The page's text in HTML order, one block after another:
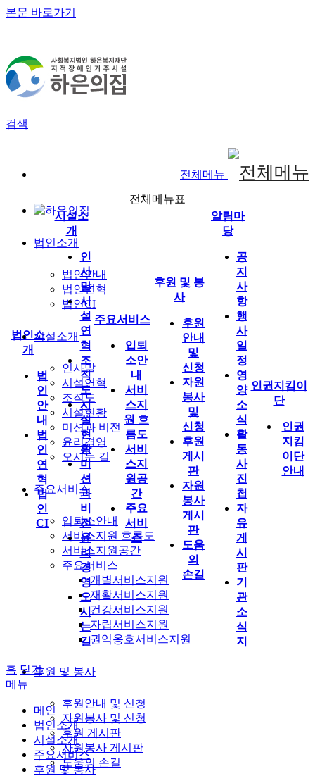
본문 바로가기
회원가입
사용자메뉴
검색
전체메뉴
법인소개
법인안내
법인연혁
법인CI
시설소개
인사말
시설연혁
조직도
시설현황
미션과 비전
윤리경영
오시는 길
주요서비스
입퇴소안내
서비스지원 흐름도
서비스지원공간
주요서비스
개별서비스지원
재활서비스지원
건강서비스지원
자립서비스지원
권익옹호서비스지원
후원 및 봉사
후원안내 및 신청
자원봉사 및 신청
후원 게시판
자원봉사 게시판
도움의 손길
전체메뉴표
법인소
개
법
인
안
내
법
인
연
혁
법
인
CI
시설소
개
인
사
말
시
설
연
혁
조
직
도
시
설
현
황
미
션
과
비
전
윤
리
경
영
오
시
는
길
주요서비스
입퇴
소안
내
서비
스지
원 흐
름도
서비
스지
원공
간
주요
서비
스
후원 및 봉
사
후원
안내
및
신청
자원
봉사
및
신청
후원
게시
판
자원
봉사
게시
판
도움
의
손길
알림마
당
공
지
사
항
행
사
일
정
영
양
소
식
활
동
사
진
첩
자
유
게
시
판
기
관
소
식
지
인권지킴이
단
인권
지킴
이단
안내
홈 닫기
메뉴
메인
법인소개
시설소개
주요서비스
후원 및 봉사